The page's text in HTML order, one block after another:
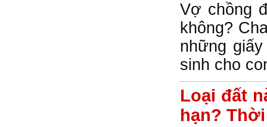
Vợ chồng
không?
những
sinh cho
Loại đất
hạn?